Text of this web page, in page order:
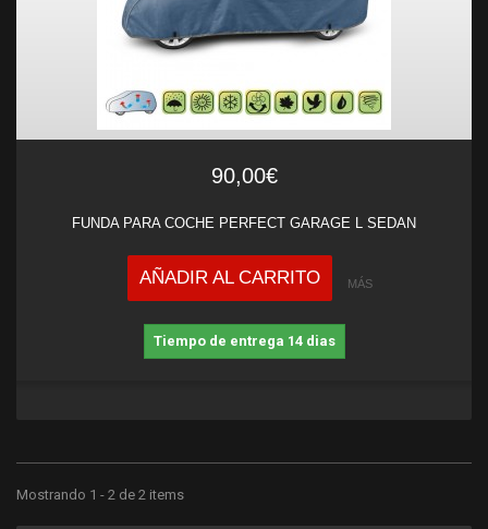
90,00€
FUNDA PARA COCHE PERFECT GARAGE L SEDAN
AÑADIR AL CARRITO MÁS
Tiempo de entrega 14 dias
Mostrando 1 - 2 de 2 items